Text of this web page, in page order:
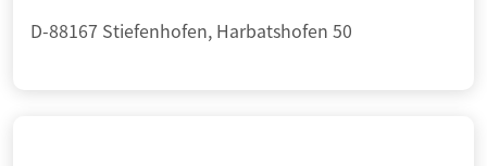
D-88167 Stiefenhofen, Harbatshofen 50